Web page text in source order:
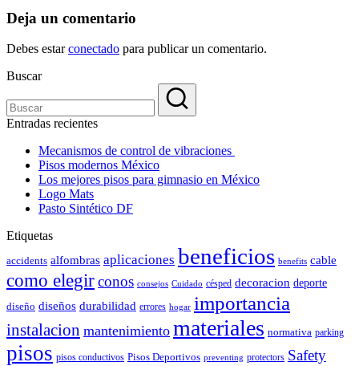
Deja un comentario
Debes estarconectado para publicar un comentario.
Buscar
Entradas recientes
Mecanismos de control de vibraciones
Pisos modernos México
Los mejores pisos para gimnasio en México
Logo Mats
Pasto Sintético DF
Etiquetas
accidents alfombras aplicaciones beneficios benefits cable
como elegirconos consejos Cuidado césped decoracion deporte
diseño diseños durabilidad errores hogar importancia
instalacion mantenimiento materiales normativa parking
pisos pisos conductivos Pisos Deportivos preventing protectors Safety